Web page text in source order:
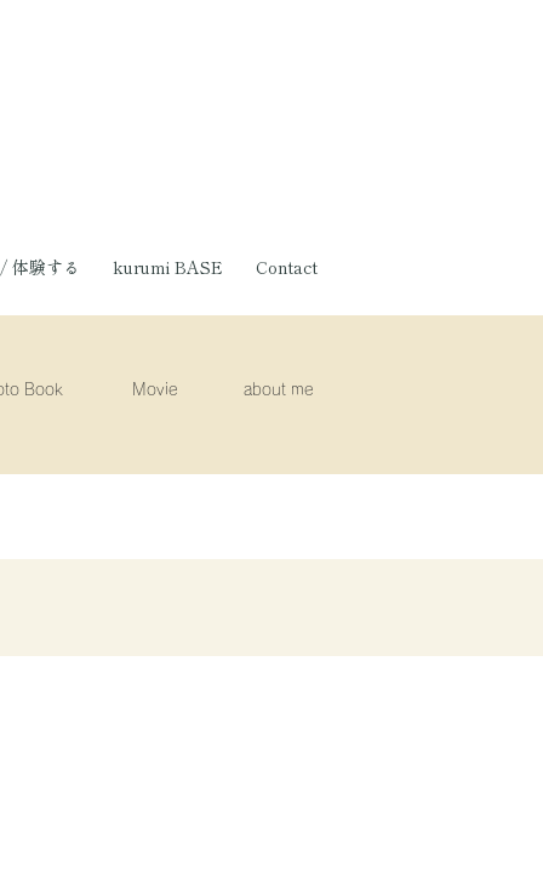
体験する kurumi BASE Contact
Book Movie about me